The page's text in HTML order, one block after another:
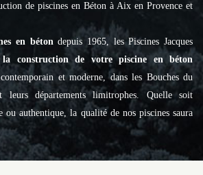
de piscines en Béton à Aix en Provence et
en bétondepuis 1965, les Piscines Jacques
la construction de votre piscine en béton
et moderne, dans les Bouches du
leurs départements limitrophes. Quelle soit
ou authentique, la qualité de nos piscines saura